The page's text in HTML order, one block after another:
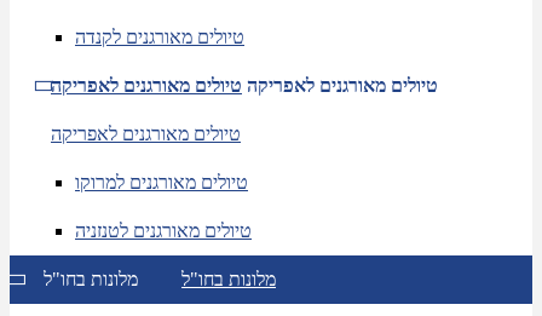
טיולים מאורגנים לקנדה
טיולים מאורגנים לאפריקה טיולים מאורגנים לאפריקה
טיולים מאורגנים לאפריקה
טיולים מאורגנים למרוקו
טיולים מאורגנים לטנזניה
מלונות בחו"ל מלונות בחו"ל